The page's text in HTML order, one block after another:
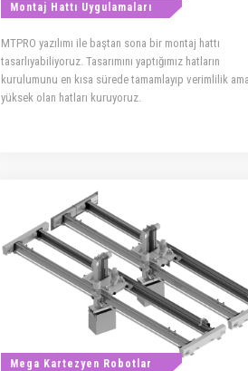
Montaj Hattı Uygulamaları
MTPRO yazılımı ile baştan sona bir montaj hattı
tasarlıyabiliyoruz. Tasarımını yaptığımız hatların
kurulumunu en kısa sürede tamamlayıp verimlilik
yüksek olan hatları kuruyoruz.
Mega Kartezyen Robotlar